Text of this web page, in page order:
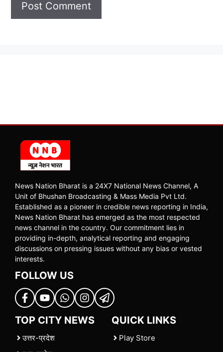
News Nation Bharat is a 24X7 National News Channel, A
Unit of Bhushan Broadcasting & Mass Media Pvt Ltd.
Established as a pioneer in credible news reporting in India,
News Nation Bharat has emerged as the most respected
news channel in the country. Our commitment lies in
providing in-depth, analytical reporting and engaging
discussions on pressing issues without any bias or vested
interests.
FOLLOW US
TOP CITY NEWS
उत्तर-प्रदेश
QUICK LINKS
Play Store